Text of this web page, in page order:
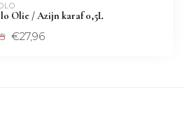
Olie / Azijn karaf 0,5L
€27,96